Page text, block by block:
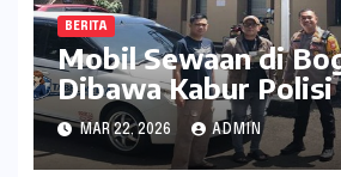
BERITA
Mobil Sewaan di
Dibawa Kabur
MAR 22, 2026 ADMIN